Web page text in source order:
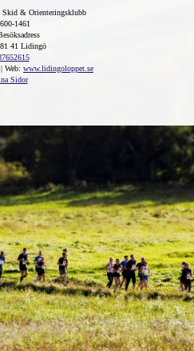
& Orienteringsklubb
1461
41 Lidingö
| Web: www.lidingoloppet.se
Sidor